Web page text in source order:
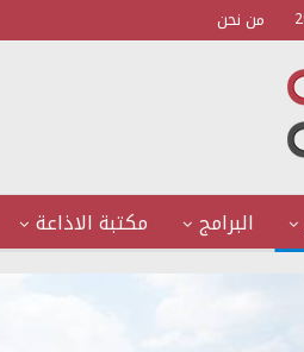
من نحن
البرامج مكتبة الاذاعة